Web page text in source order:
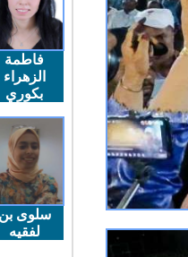
فاطمة
الزهراء
بكوري
سلوى بن
لفقيه